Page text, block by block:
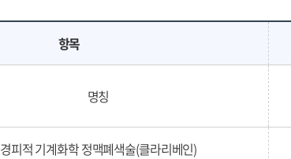
항목
명칭
경피적 기계화학 정맥폐색술(클라리베인)